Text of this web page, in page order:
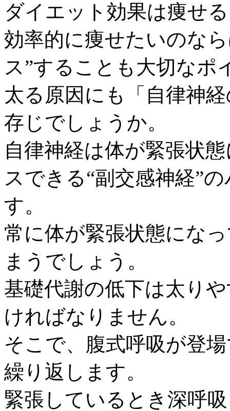
ダイエット効果は痩せ
効率的に痩せたいのな
ス”することも大切なポ
太る原因にも「自律神
存じでしょうか。
自律神経は体が緊張状
スできる“副交感神経”
す。
常に体が緊張状態にな
まうでしょう。
基礎代謝の低下は太り
ければなりません。
そこで、腹式呼吸が登
繰り返します。
緊張しているとき深呼